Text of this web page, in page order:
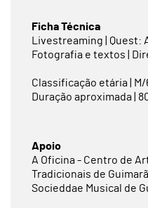
Ficha Técnica
Livestreaming | Quest:
Fotografia e textos |
Classificação etária | M/
Duração aproximada |
Apoio
A Oficina - Centro de
Tradicionais de
Socieddae Musical de